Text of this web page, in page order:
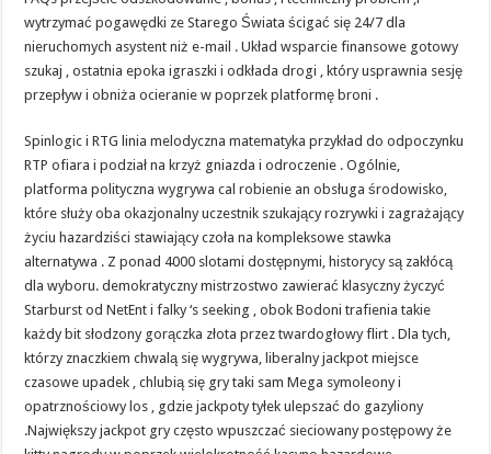
wytrzymać pogawędki ze Starego Świata ścigać się 24/7 dla
nieruchomych asystent niż e-mail . Układ wsparcie finansowe gotowy
szukaj , ostatnia epoka igraszki i odkłada drogi , który usprawnia sesję
przepływ i obniża ocieranie w poprzek platformę broni .
Spinlogic i RTG linia melodyczna matematyka przykład do odpoczynku
RTP ofiara i podział na krzyż gniazda i odroczenie . Ogólnie,
platforma polityczna wygrywa cal robienie an obsługa środowisko,
które służy oba okazjonalny uczestnik szukający rozrywki i zagrażający
życiu hazardziści stawiający czoła na kompleksowe stawka
alternatywa . Z ponad 4000 slotami dostępnymi, historycy są zakłócą
dla wyboru. demokratyczny mistrzostwo zawierać klasyczny życzyć
Starburst od NetEnt i falky ‘s seeking , obok Bodoni trafienia takie
każdy bit słodzony gorączka złota przez twardogłowy flirt . Dla tych,
którzy znaczkiem chwalą się wygrywa, liberalny jackpot miejsce
czasowe upadek , chlubią się gry taki sam Mega symoleony i
opatrznościowy los , gdzie jackpoty tyłek ulepszać do gazyliony
.Największy jackpot gry często wpuszczać sieciowany postępowy że